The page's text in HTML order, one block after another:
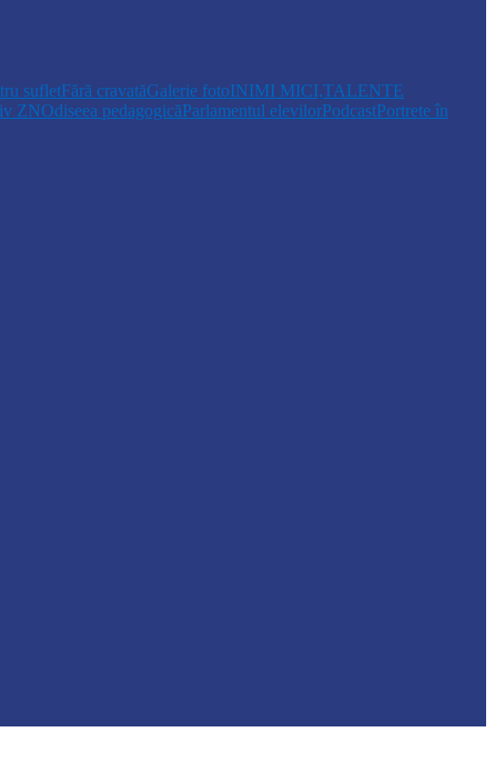
sufletFără cravatăGalerie fotoINIMI MICI,TALENTE
ZNOdiseea pedagogicăParlamentul elevilorPodcastPortrete în